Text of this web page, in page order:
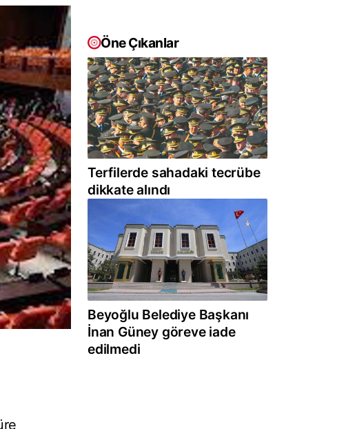
Öne Çıkanlar
Terfilerde sahadaki tecrübe
dikkate alındı
Beyoğlu Belediye Başkanı
İnan Güney göreve iade
edilmedi